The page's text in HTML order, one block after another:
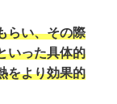
らい、その際
いった具体的
をより効果的